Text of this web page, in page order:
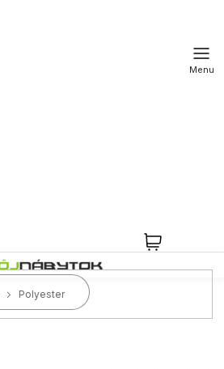
KOŠÍK
Polyester